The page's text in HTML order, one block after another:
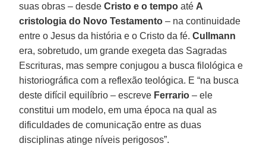
suas obras – desdeCristo e o tempo até A
cristologia do Novo Testamento – na continuidade
entre o Jesus da história e o Cristo da fé.Cullmann
era, sobretudo, um grande exegeta das Sagradas
Escrituras, mas sempre conjugou a busca filológica e
historiográfica com a reflexão teológica. E “na busca
deste difícil equilíbrio – escreve Ferrario – ele
constitui um modelo, em uma época na qual as
dificuldades de comunicação entre as duas
disciplinas atinge níveis perigosos”.